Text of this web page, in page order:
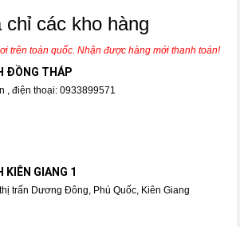
chỉ các kho hàng
trên toàn quốc. Nhận được hàng mới thanh toán!
ĐỒNG THÁP
, điện thoại: 0933899571
KIÊN GIANG 1
trấn Dương Đông, Phú Quốc, Kiên Giang